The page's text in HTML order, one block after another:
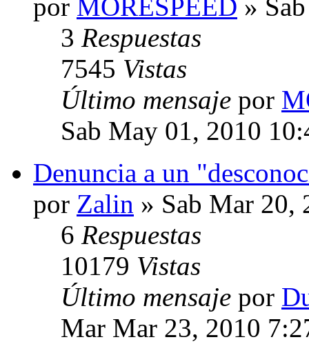
por MORESPEED »
3 Respuestas
7545 Vistas
Último mensaje por
Sab May 01, 2010
Denuncia a un
por Zalin » Sab Mar 20,
6 Respuestas
10179 Vistas
Último mensaje por
Mar Mar 23, 2010